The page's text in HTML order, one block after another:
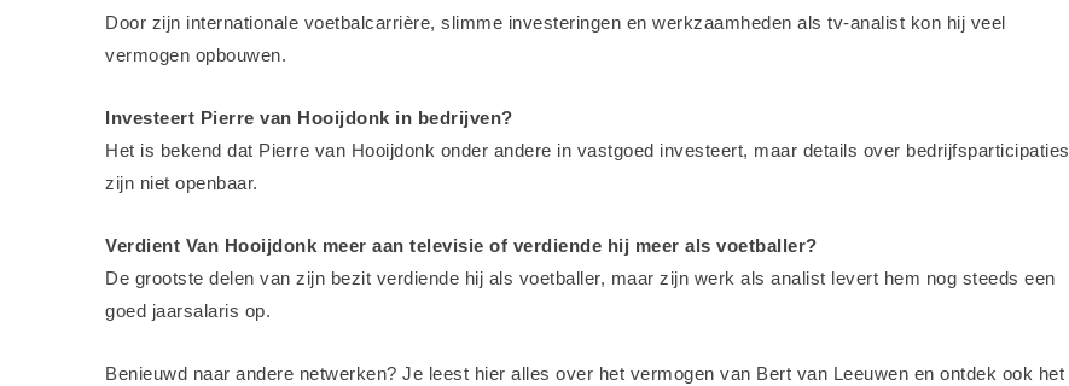
Door zijn internationale voetbalcarrière, slimme investeringen en werkzaamheden als tv-analist kon hij veel
vermogen opbouwen.
Investeert Pierre van Hooijdonk in bedrijven?
Het is bekend dat Pierre van Hooijdonk onder andere in vastgoed investeert, maar details over bedrijfsparticipaties
zijn niet openbaar.
Verdient Van Hooijdonk meer aan televisie of verdiende hij meer als voetballer?
De grootste delen van zijn bezit verdiende hij als voetballer, maar zijn werk als analist levert hem nog steeds een
goed jaarsalaris op.
Benieuwd naar andere netwerken? Je leest hier alles over het vermogen van Bert van Leeuwen en ontdek ook het